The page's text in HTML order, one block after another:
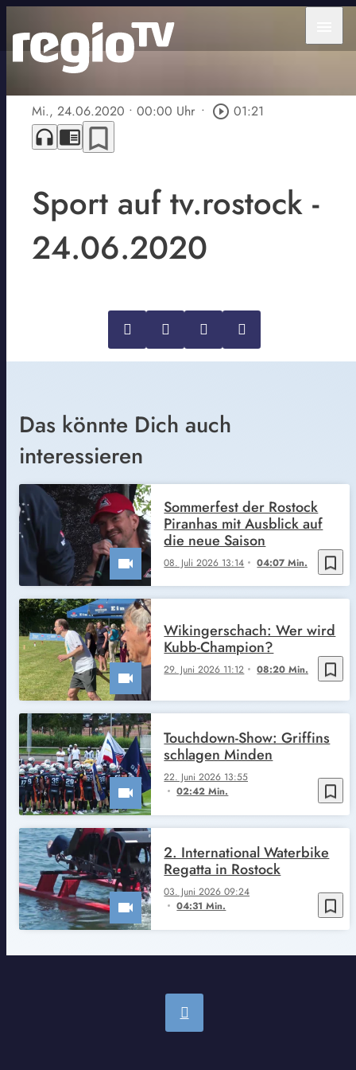
Mi., 24.06.2020 • 00:00 Uhr • play_circle_outline 01:21
headphones chrome_reader_mode bookmark_border
Sport auf tv.rostock -
24.06.2020
Das könnte Dich auch
interessieren
bookmark_border
08. Juli 2026 13:14 04:07 Min.
Sommerfest der Rostock
Piranhas mit Ausblick auf
die neue Saison
bookmark_border
29. Juni 2026 11:12 08:20 Min.
Wikingerschach: Wer wird
Kubb-Champion?
bookmark_border
22. Juni 2026 13:55
02:42 Min.
Touchdown-Show: Griffins
schlagen Minden
bookmark_border
03. Juni 2026 09:24
04:31 Min.
2. International Waterbike
Regatta in Rostock